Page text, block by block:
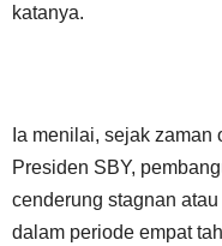
katanya.
Ia menilai, sejak
Presiden SBY,
cenderung stagnan
dalam periode empat